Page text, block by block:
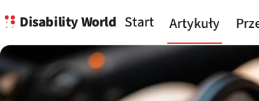
Disability World Start Artykuły